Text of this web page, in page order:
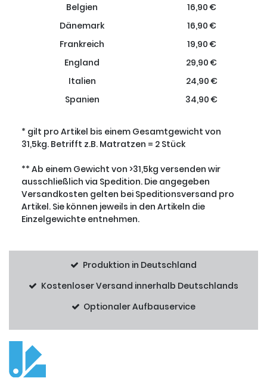
Belgien
16,90 €
Dänemark
16,90 €
Frankreich
19,90 €
England
29,90 €
Italien
24,90 €
Spanien
34,90 €
* gilt pro Artikel bis einem Gesamtgewicht von
31,5kg. Betrifft z.B. Matratzen = 2 Stück
** Ab einem Gewicht von >31,5kg versenden wir
ausschließlich via Spedition. Die angegeben
Versandkosten gelten bei Speditionsversand pro
Artikel. Sie können jeweils in den Artikeln die
Einzelgewichte entnehmen.
Produktion in Deutschland
Kostenloser Versand innerhalb Deutschlands
Optionaler Aufbauservice